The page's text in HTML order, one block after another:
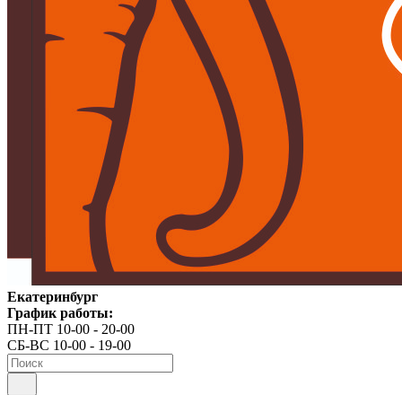
Екатеринбург
График работы:
ПН-ПТ 10-00 - 20-00
СБ-ВС 10-00 - 19-00